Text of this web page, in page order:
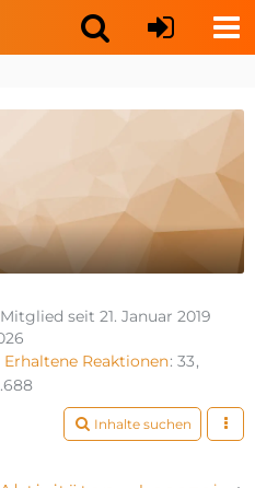
Mitglied seit 21. Januar 2019
Erhaltene Reaktionen 33
Inhalte suchen